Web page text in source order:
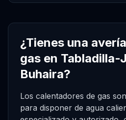
¿Tienes una
gas en Tabladilla-
Buhaira?
Los calentadores de gas
para disponer de agua